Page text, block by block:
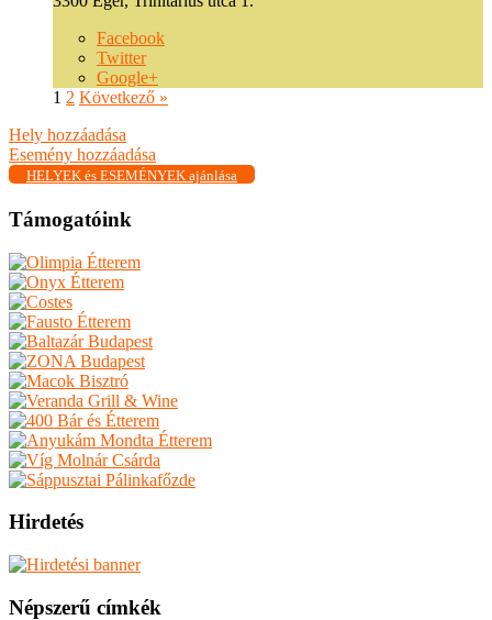
Facebook
Twitter
Google+
1 2 Következő »
Hely hozzáadása
Esemény hozzáadása
HELYEK és ESEMÉNYEK ajánlása
Támogatóink
Hirdetés
Népszerű címkék